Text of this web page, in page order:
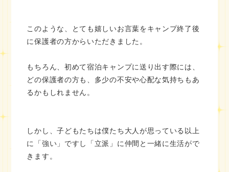
このような、とても嬉しいお言葉をキャンプ終了後
に保護者の方からいただきました。
もちろん、初めて宿泊キャンプに送り出す際には、
どの保護者の方も、多少の不安や心配な気持ちもあ
るかもしれません。
しかし、子どもたちは僕たち大人が思っている以上
に「強い」ですし「立派」に仲間と一緒に生活がで
きます。